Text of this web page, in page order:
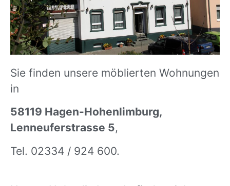
Sie finden unsere möblierten Wohnungen
in
58119 Hagen-Hohenlimburg,
Lenneuferstrasse 5,
Tel. 02334 / 924 600.